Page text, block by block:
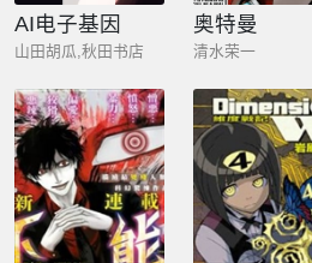
AI电子基因
山田胡瓜,秋田书店
奥特曼
清水荣一